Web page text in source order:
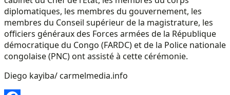
diplomatiques, les membres du gouvernement, les
membres du Conseil supérieur de la magistrature, les
officiers généraux des Forces armées de la République
démocratique du Congo (FARDC) et de la Police nationale
congolaise (PNC) ont assisté à cette cérémonie.
Diego kayiba/ carmelmedia.info